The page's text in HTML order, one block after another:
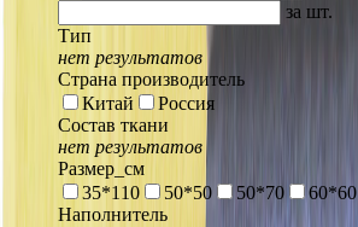
за шт.
Тип
нет результатов
Страна производитель
Китай
Россия
Состав ткани
нет результатов
Размер_см
35*110
50*50 50*70 60*60
Наполнитель